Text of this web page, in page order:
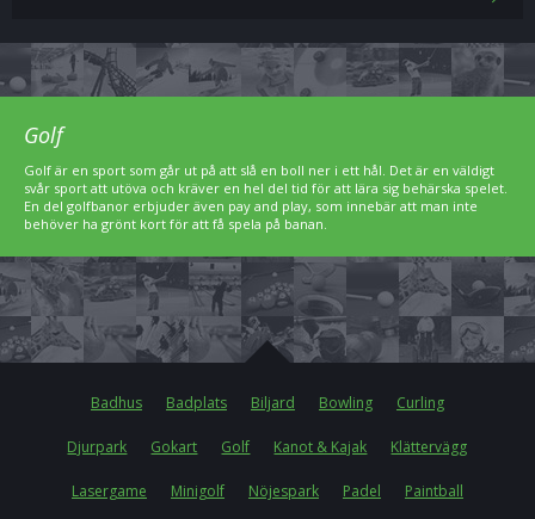
Golf
Golf är en sport som går ut på att slå en boll ner i ett hål. Det är en väldigt
svår sport att utöva och kräver en hel del tid för att lära sig behärska spelet.
En del golfbanor erbjuder även pay and play, som innebär att man inte
behöver ha grönt kort för att få spela på banan.
Badhus Badplats Biljard Bowling Curling
Djurpark Gokart Golf Kanot & Kajak Klättervägg
Lasergame Minigolf Nöjespark Padel Paintball